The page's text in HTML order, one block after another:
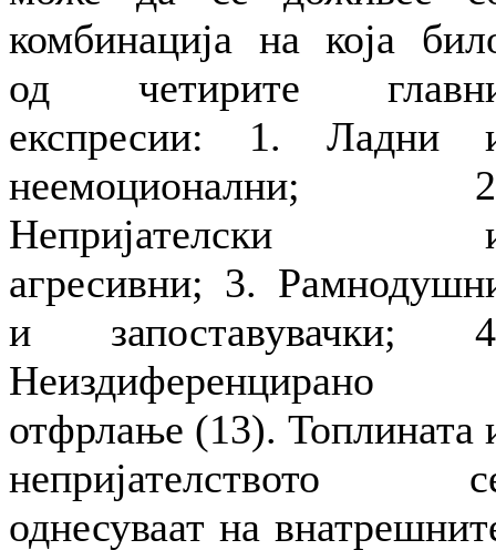
комбинација на која
од четирите
експресии: 1. Ладни
неемоционални;
Непријателски
агресивни; 3.
и запоставувачки;
Неиздиференцирано
отфрлање (13). Топлината
непријателството
однесуваат на